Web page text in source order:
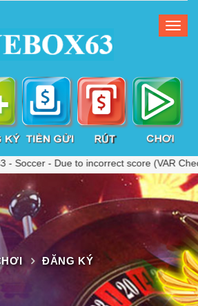
incorrect score (VAR Check) in
ĐĂNG KÝ